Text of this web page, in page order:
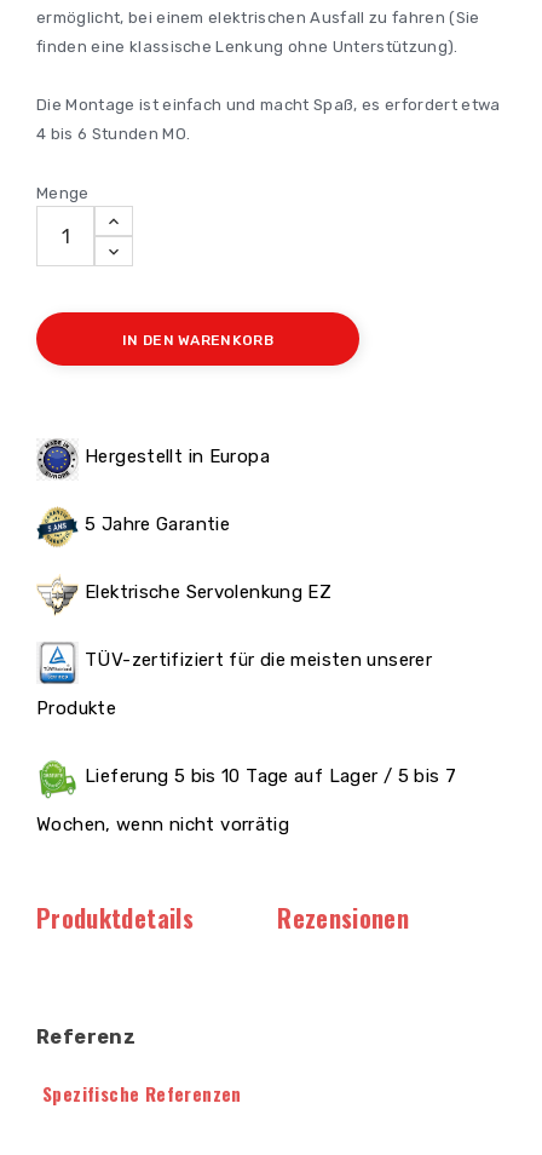
ermöglicht, bei einem elektrischen Ausfall zu fahren (Sie
finden eine klassische Lenkung ohne Unterstützung).
Die Montage ist einfach und macht Spaß, es erfordert etwa
4 bis 6 Stunden MO.
Menge
IN DEN WARENKORB
Hergestellt in Europa
5 Jahre Garantie
Elektrische Servolenkung EZ
TÜV-zertifiziert für die meisten unserer
Produkte
Lieferung 5 bis 10 Tage auf Lager / 5 bis 7
Wochen, wenn nicht vorrätig
Produktdetails Rezensionen
Referenz
Spezifische Referenzen